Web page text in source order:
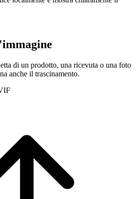
di un prodotto, una ricevuta o una foto
anche il trascinamento.